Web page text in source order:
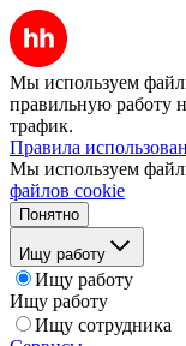
Мы используем
правильную работу
трафик.
Правила
Мы используем
файлов cookie
Понятно
Ищу работу
Ищу работу
Ищу работу
Ищу сотрудника